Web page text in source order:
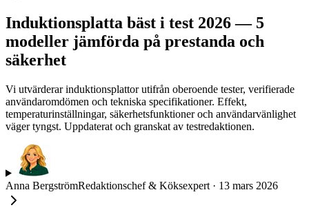
Induktionsplatta bäst i test 2026 — 5
modeller jämförda på prestanda och
säkerhet
Vi utvärderar induktionsplattor utifrån oberoende tester, verifierade
användaromdömen och tekniska specifikationer. Effekt,
temperaturinställningar, säkerhetsfunktioner och användarvänlighet
väger tyngst. Uppdaterat och granskat av testredaktionen.
Anna BergströmRedaktionschef & Köksexpert · 13 mars 2026